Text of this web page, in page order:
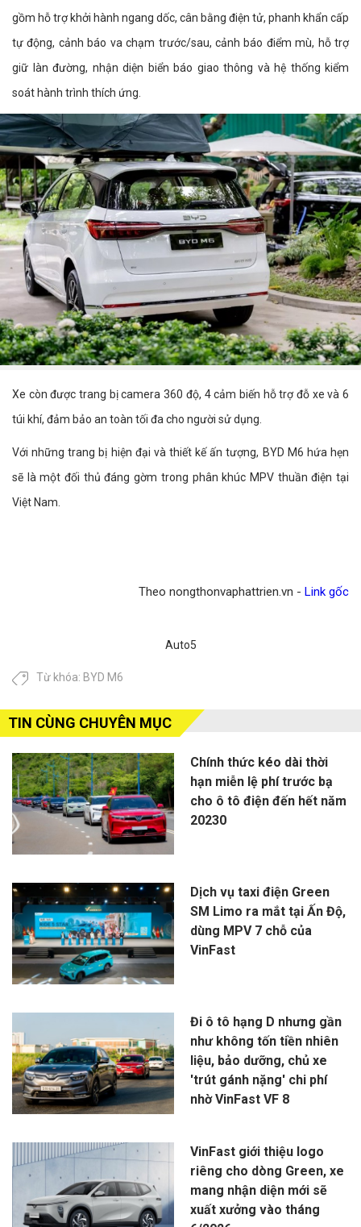
gồm hỗ trợ khởi hành ngang dốc, cân bằng điện tử, phanh khẩn cấp
tự động, cảnh báo va chạm trước/sau, cảnh báo điểm mù, hỗ trợ
giữ làn đường, nhận diện biển báo giao thông và hệ thống kiểm
soát hành trình thích ứng.
Xe còn được trang bị camera 360 độ, 4 cảm biến hỗ trợ đỗ xe và 6
túi khí, đảm bảo an toàn tối đa cho người sử dụng.
Với những trang bị hiện đại và thiết kế ấn tượng, BYD M6 hứa hẹn
sẽ là một đối thủ đáng gờm trong phân khúc MPV thuần điện tại
Việt Nam.
Theo nongthonvaphattrien.vn - Link gốc
Auto5
Từ khóa: BYD M6
TIN CÙNG CHUYÊN MỤC
Chính thức kéo dài thời
hạn miễn lệ phí trước bạ
cho ô tô điện đến hết năm
20230
Dịch vụ taxi điện Green
SM Limo ra mắt tại Ấn Độ,
dùng MPV 7 chỗ của
VinFast
Đi ô tô hạng D nhưng gần
như không tốn tiền nhiên
liệu, bảo dưỡng, chủ xe
'trút gánh nặng' chi phí
nhờ VinFast VF 8
VinFast giới thiệu logo
riêng cho dòng Green, xe
mang nhận diện mới sẽ
xuất xưởng vào tháng